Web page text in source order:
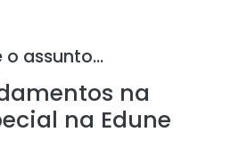
assunto...
na
na Edune